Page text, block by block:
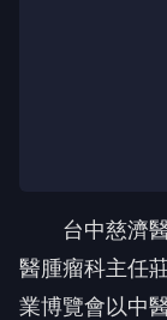
台中慈濟醫
醫腫瘤科主任
業博覽會以中